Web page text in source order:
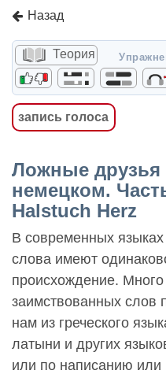
Назад
Теория
запись голоса
Ложные друзья
немецком.
Halstuch Herz
В современных
слова имеют
происхождение. Много
заимствованных слов
нам из греческого
латыни и других
или по написанию